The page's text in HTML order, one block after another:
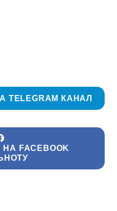
TELEGRAM КАНАЛ
FACEBOOK